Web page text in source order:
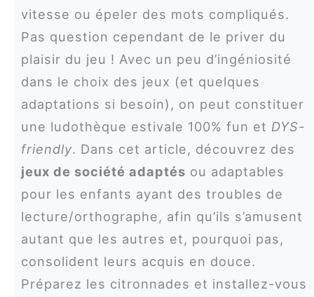
vitesse ou épeler des mots compliqués.
Pas question cependant de le priver du
plaisir du jeu ! Avec un peu d’ingéniosité
dans le choix des jeux (et quelques
adaptations si besoin), on peut constituer
une ludothèque estivale 100% fun et DYS-
friendly. Dans cet article, découvrez des
jeux de société adaptés ou adaptables
pour les enfants ayant des troubles de
lecture/orthographe, afin qu’ils s’amusent
autant que les autres et, pourquoi pas,
consolident leurs acquis en douce.
Préparez les citronnades et installez-vous